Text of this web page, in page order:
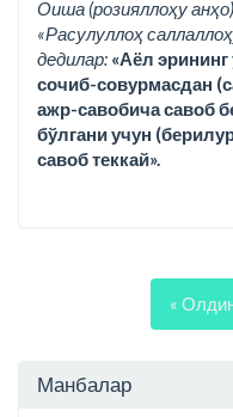
Оиша (розияллоҳу
«Расулуллоҳ
дедилар: «Аёл
сочиб-совурмасдан
ажр-савобича савоб
бўлгани учун
савоб теккай».
«
Манбалар